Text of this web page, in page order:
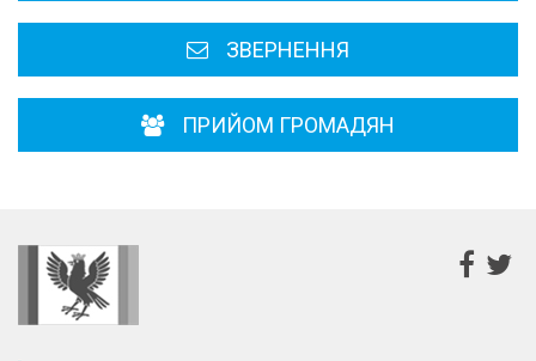
ЗВЕРНЕННЯ
ПРИЙОМ ГРОМАДЯН